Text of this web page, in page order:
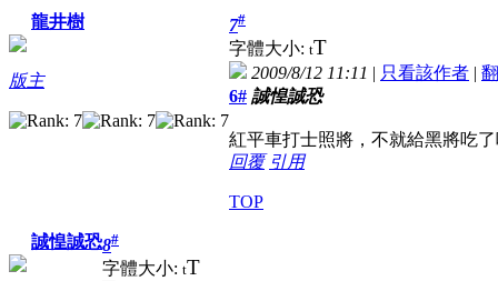
龍井樹
版主
7#
字體大小: tT
2009/8/12 11:11 | 只看該作者 |
6# 誠惶誠恐
紅平車打士照將，不就給黑將吃
回覆 引用
TOP
誠惶誠恐8#
字體大小: tT